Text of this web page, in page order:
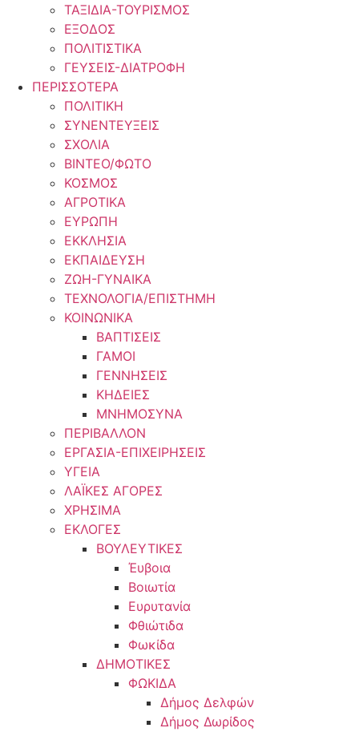
ΤΑΞΙΔΙΑ-ΤΟΥΡΙΣΜΟΣ
ΕΞΟΔΟΣ
ΠΟΛΙΤΙΣΤΙΚΑ
ΓΕΥΣΕΙΣ-ΔΙΑΤΡΟΦΗ
ΠΕΡΙΣΣΟΤΕΡΑ
ΠΟΛΙΤΙΚΗ
ΣΥΝΕΝΤΕΥΞΕΙΣ
ΣΧΟΛΙΑ
ΒΙΝΤΕΟ/ΦΩΤΟ
ΚΟΣΜΟΣ
ΑΓΡΟΤΙΚΑ
ΕΥΡΩΠΗ
ΕΚΚΛΗΣΙΑ
ΕΚΠΑΙΔΕΥΣΗ
ΖΩΗ-ΓΥΝΑΙΚΑ
ΤΕΧΝΟΛΟΓΙΑ/ΕΠΙΣΤΗΜΗ
ΚΟΙΝΩΝΙΚΑ
ΒΑΠΤΙΣΕΙΣ
ΓΑΜΟΙ
ΓΕΝΝΗΣΕΙΣ
ΚΗΔΕΙΕΣ
ΜΝΗΜΟΣΥΝΑ
ΠΕΡΙΒΑΛΛΟΝ
ΕΡΓΑΣΙΑ-ΕΠΙΧΕΙΡΗΣΕΙΣ
ΥΓΕΙΑ
ΛΑΪΚΕΣ ΑΓΟΡΕΣ
ΧΡΗΣΙΜΑ
ΕΚΛΟΓΕΣ
ΒΟΥΛΕΥΤΙΚΕΣ
Έυβοια
Βοιωτία
Ευρυτανία
Φθιώτιδα
Φωκίδα
ΔΗΜΟΤΙΚΕΣ
ΦΩΚΙΔΑ
Δήμος Δελφών
Δήμος Δωρίδος